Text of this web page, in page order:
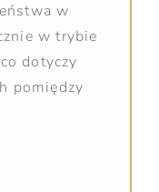
w
w trybie
dotyczy
pomiędzy